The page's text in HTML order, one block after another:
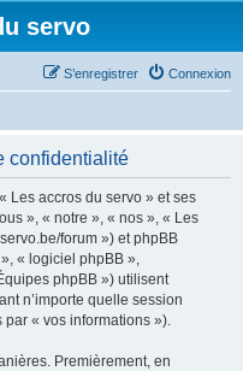
servo
Connexion
S’enregistrer
confidentialité
Les accros du servo » et ses
», « notre », « nos », « Les
forum ») et phpBB
« logiciel phpBB »,
phpBB ») utilisent
n’importe quelle session
par « vos informations »).
Premièrement, en